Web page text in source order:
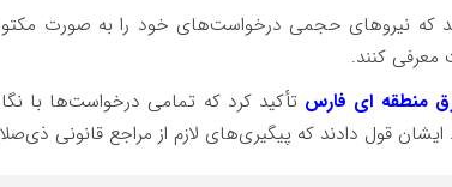
که نیروهای حجمی درخواست‌های خود را به صورت مکتوب
معرفی کنند.
منطقه ای فارس تأکید کرد که تمامی درخواست‌ها با
قول دادند که پیگیری‌های لازم از مراجع قانونی